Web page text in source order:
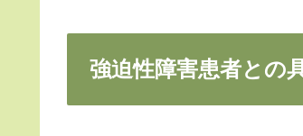
強迫性障害患者との